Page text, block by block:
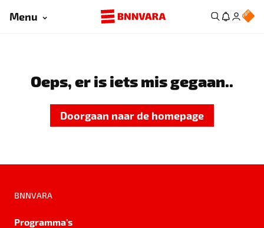
Menu
Oeps, er is iets mis gegaan..
Doorgaan naar de homepage
BNNVARA
Programma's